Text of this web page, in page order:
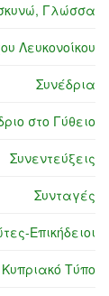
Γλώσσα
Λευκονοίκου
Συνέδρια
στο Γύθειο
Συνεντεύξεις
Συνταγές
Επικήδειοι
Τύπο